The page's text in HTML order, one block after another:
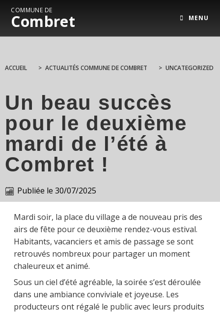
COMMUNE DE
Combret MENU
ACCUEIL > ACTUALITÉS COMMUNE DE COMBRET > UNCATEGORIZED
Un beau succès
pour le deuxième
mardi de l’été à
Combret !
Publiée le 30/07/2025
Mardi soir, la place du village a de nouveau pris des
airs de fête pour ce deuxième rendez-vous estival.
Habitants, vacanciers et amis de passage se sont
retrouvés nombreux pour partager un moment
chaleureux et animé.
Sous un ciel d’été agréable, la soirée s’est déroulée
dans une ambiance conviviale et joyeuse. Les
producteurs ont régalé le public avec leurs produits